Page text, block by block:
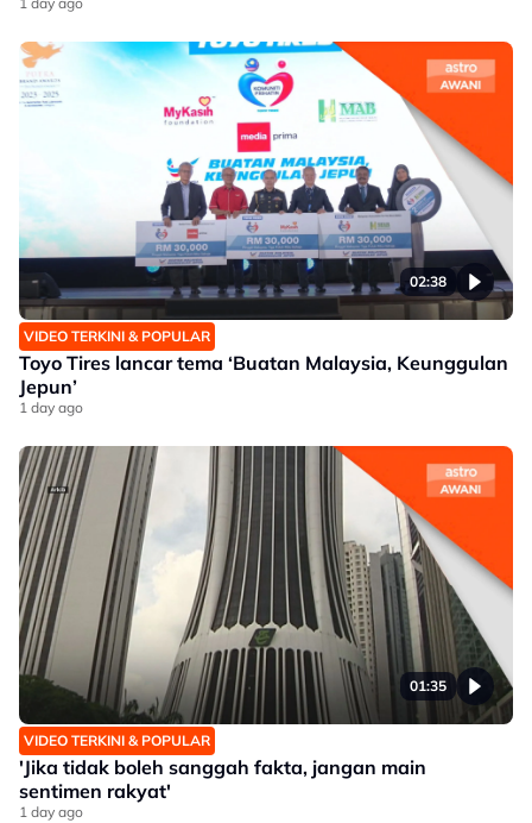
02:38
VIDEO TERKINI & POPULAR
Toyo Tires lancar tema ‘Buatan Malaysia, Keunggulan
Jepun’
1 day ago
01:35
VIDEO TERKINI & POPULAR
'Jika tidak boleh sanggah fakta, jangan main
sentimen rakyat'
1 day ago